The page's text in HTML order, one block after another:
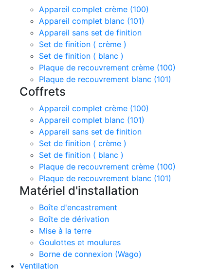
Appareil complet crème (100)
Appareil complet blanc (101)
Appareil sans set de finition
Set de finition ( crème )
Set de finition ( blanc )
Plaque de recouvrement crème (100)
Plaque de recouvrement blanc (101)
Coffrets
Appareil complet crème (100)
Appareil complet blanc (101)
Appareil sans set de finition
Set de finition ( crème )
Set de finition ( blanc )
Plaque de recouvrement crème (100)
Plaque de recouvrement blanc (101)
Matériel d'installation
Boîte d'encastrement
Boîte de dérivation
Mise à la terre
Goulottes et moulures
Borne de connexion (Wago)
Ventilation